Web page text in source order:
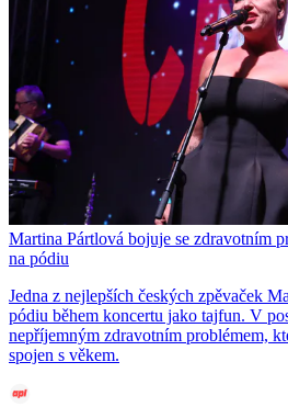
Martina Pártlová bojuje se zdravotním
na pódiu
Jedna z nejlepších českých zpěvaček
pódiu během koncertu jako tajfun. V
nepříjemným zdravotním problémem,
spojen s věkem.